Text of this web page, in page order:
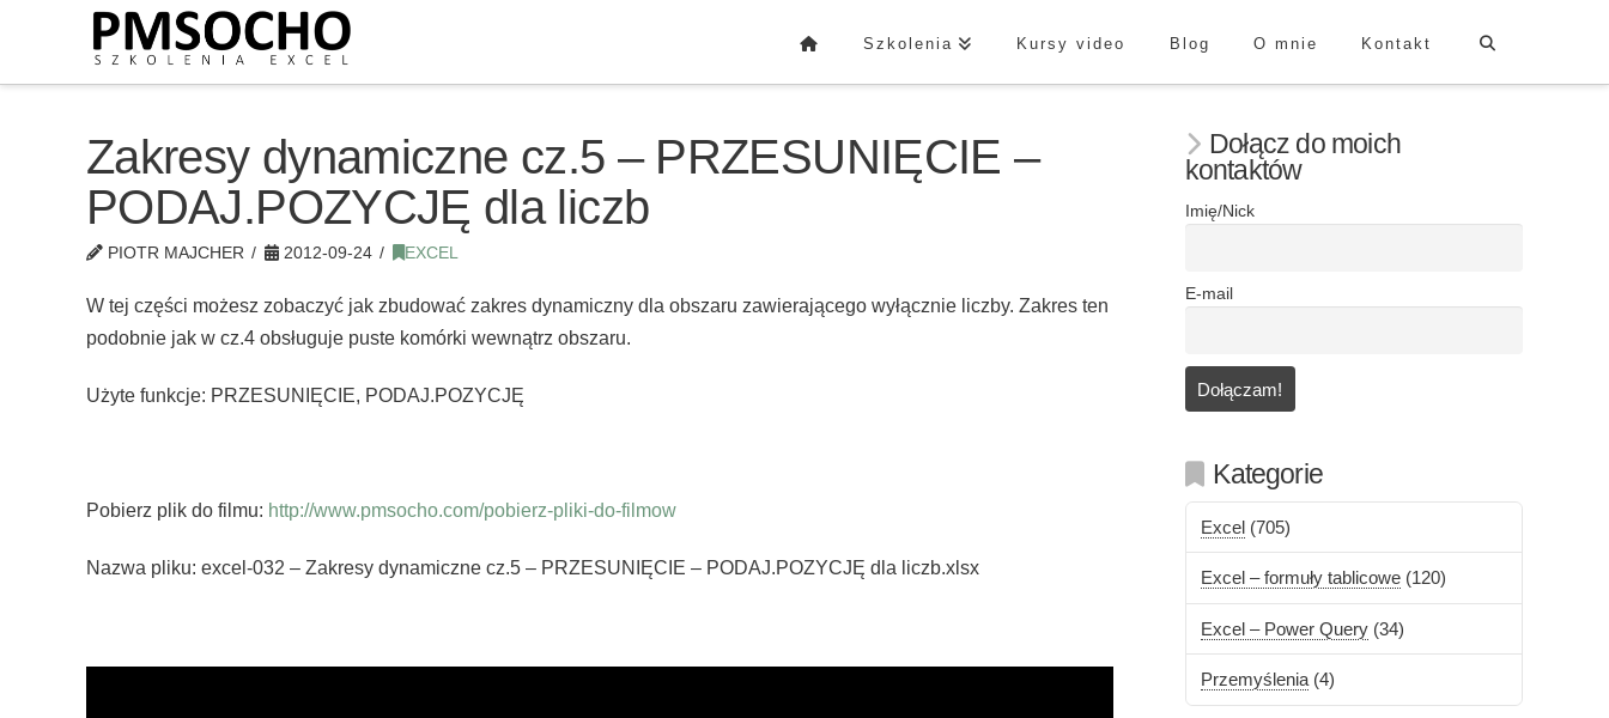
Szkolenia Kursy video Blog O mnie Kontakt
Zakresy dynamiczne cz.5 – PRZESUNIĘCIE –
PODAJ.POZYCJĘ dla liczb
PIOTR MAJCHER 2012-09-24 EXCEL
W tej części możesz zobaczyć jak zbudować zakres dynamiczny dla obszaru zawierającego wyłącznie liczby. Zakres ten
podobnie jak w cz.4 obsługuje puste komórki wewnątrz obszaru.
Użyte funkcje: PRZESUNIĘCIE, PODAJ.POZYCJĘ
Pobierz plik do filmu: http://www.pmsocho.com/pobierz-pliki-do-filmow
Nazwa pliku: excel-032 – Zakresy dynamiczne cz.5 – PRZESUNIĘCIE – PODAJ.POZYCJĘ dla liczb.xlsx
Dołącz do moich
kontaktów
Imię/Nick
E-mail
Kategorie
Excel (705)
Excel – formuły tablicowe (120)
Excel – Power Query (34)
Przemyślenia (4)